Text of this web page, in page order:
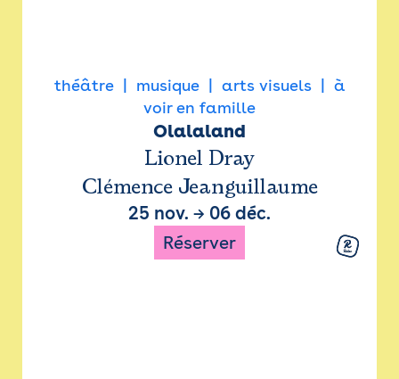
théâtre musique arts visuels
à
voir en famille
Olalaland
Lionel Dray
Clémence Jeanguillaume
25 nov. → 06 déc.
Réserver